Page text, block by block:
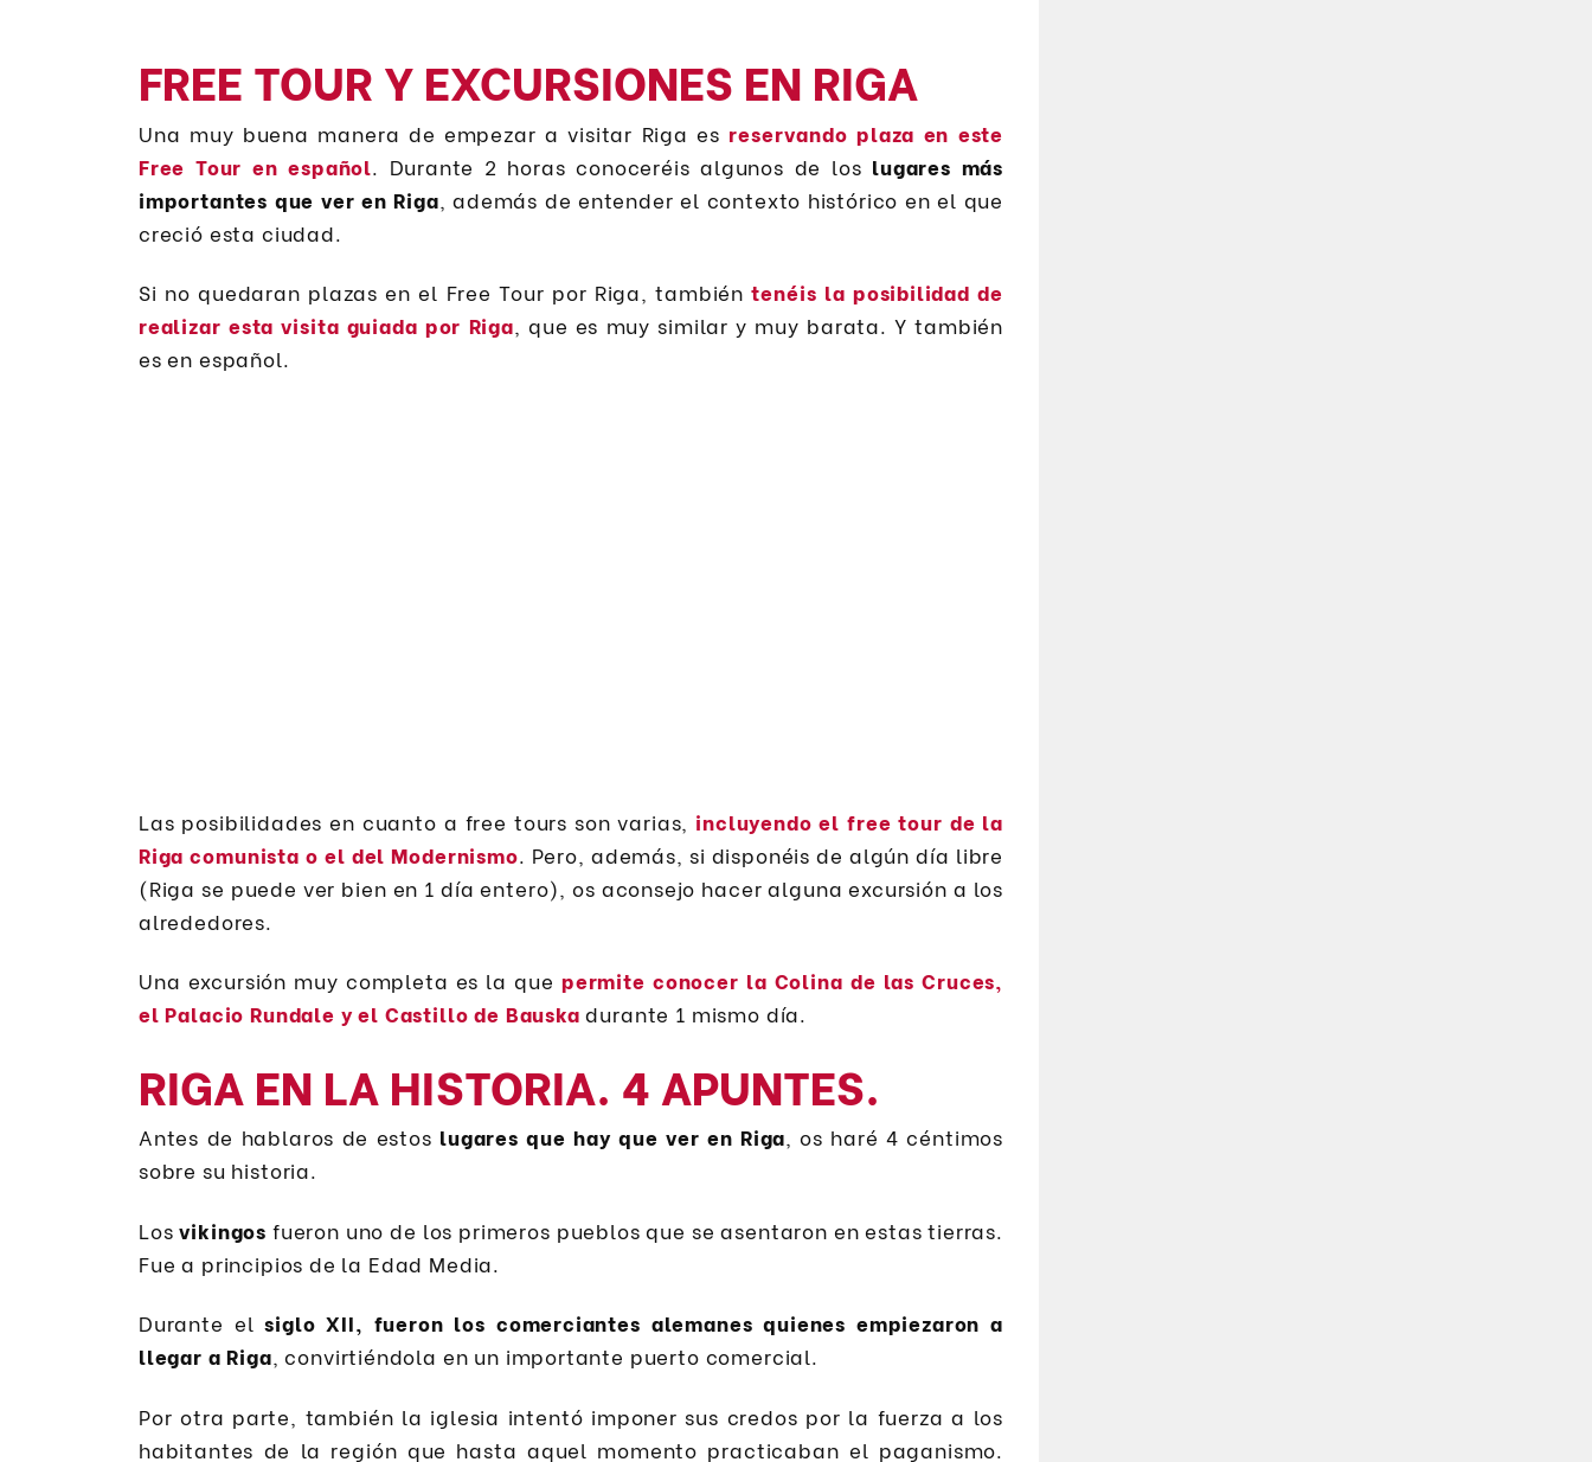
FREE TOUR Y EXCURSIONES EN RIGA
Una muy buena manera de empezar a visitar Riga es reservando plaza en este
Free Tour en español
. Durante 2 horas conoceréis algunos de los lugares más
importantes que ver en Riga , además de entender el contexto histórico en el que
creció esta ciudad.
Si no quedaran plazas en el Free Tour por Riga, tambiéntenéis la posibilidad de
realizar esta visita guiada por Riga, que es muy similar y muy barata. Y también
es en español.
Las posibilidades en cuanto a free tours son varias, incluyendo el free tour de la
Riga comunista o el del Modernismo . Pero, además, si disponéis de algún día libre
(Riga se puede ver bien en 1 día entero), os aconsejo hacer alguna excursión a los
alrededores.
Una excursión muy completa es la que permite conocer la Colina de las Cruces,
el Palacio Rundale y el Castillo de Bauska durante 1 mismo día.
RIGA EN LA HISTORIA. 4 APUNTES.
Antes de hablaros de estos lugares que hay que ver en Riga, os haré 4 céntimos
sobre su historia.
Losvikingos fueron uno de los primeros pueblos que se asentaron en estas tierras.
Fue a principios de la Edad Media.
Durante elsiglo XII, fueron los comerciantes alemanes quienes empiezaron a
llegar a Riga, convirtiéndola en un importante puerto comercial.
Por otra parte, también la iglesia intentó imponer sus credos por la fuerza a los
habitantes de la región que hasta aquel momento practicaban el paganismo.